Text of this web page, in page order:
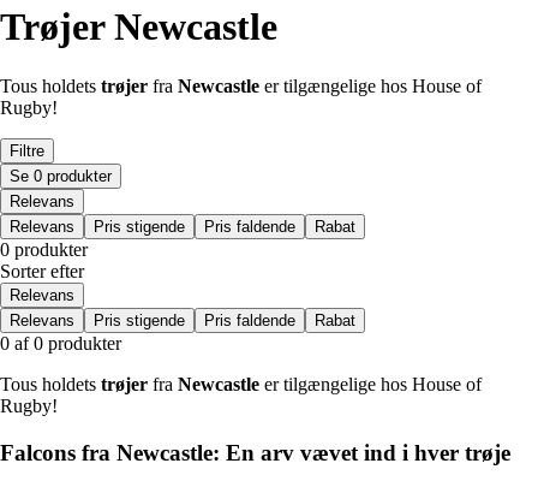
Trøjer Newcastle
Tous holdets trøjer fra Newcastle er tilgængelige hos House of
Rugby!
Filtre
Se 0 produkter
Relevans
Relevans
Pris stigende Pris faldende Rabat
0 produkter
Sorter efter
Relevans
Relevans
Pris stigende Pris faldende Rabat
0 af 0 produkter
Tous holdets trøjer fra Newcastle er tilgængelige hos House of
Rugby!
Falcons fra Newcastle: En arv vævet ind i hver trøje